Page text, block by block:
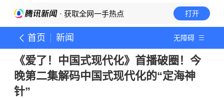
· 获取全网一手热点 打开
首页 新闻 无障碍
《爱了！中国式现代化》首播破圈！今
晚第二集解码中国式现代化的“定海神
针”